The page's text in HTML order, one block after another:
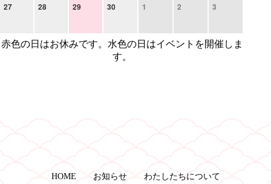
27 28 29 30 1 2 3
赤色の日はお休みです。水色の日はイベントを開催しま
す。
HOME お知らせ わたしたちについて